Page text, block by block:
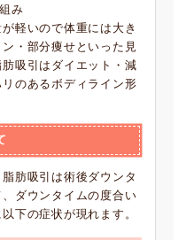
み
軽いので体重には大き
・部分痩せといった見
吸引はダイエット・減
のあるボディライン形
肪吸引は術後ダウンタ
ダウンタイムの度合い
下の症状が現れます。